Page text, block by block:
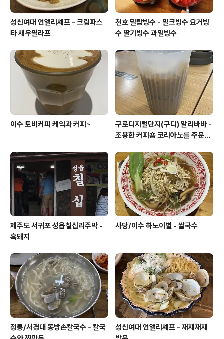
성신여대 언앨리셰프 - 크림파스
타 새우필라프
천호 밀탑빙수 - 밀크빙수 요거빙
수 딸기빙수 과일빙수
이수 토비커피 케익과 커피~
구로디지털단지(구디) 알리바바 -
조용한 커피숍 코리아노를 주문해
제주도 서귀포 성읍칠십리주막 -
흑돼지
사당/이수 하노이별 - 쌀국수
정릉/서경대 동방손칼국수 - 칼국
성신여대 언앨리셰프 - 재재재재